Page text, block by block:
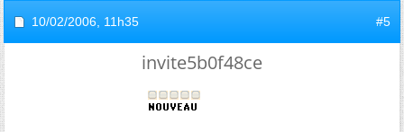
10/02/2006, 11h35 #5
invite5b0f48ce